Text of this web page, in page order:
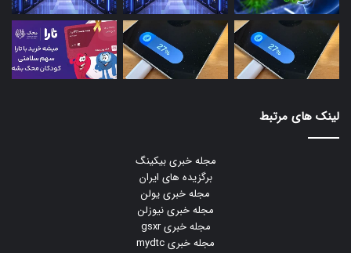
لینک های مرتبط
مجله خبری بیکینگ
برگزیده های ایران
مجله خبری یولن
مجله خبری نیوزلن
مجله خبری gsxr
مجله خبری mydtc